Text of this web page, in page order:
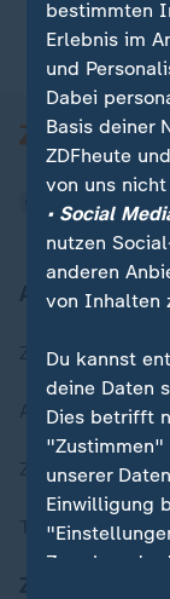
Aktuell bei
Zuletzt
Aktuelle
ZDFheute
Themen im
bestimmten
Erlebnis im
und
Dabei
Basis deiner
ZDFheute
von uns
• Social
nutzen
anderen
von Inhalten
Du kannst
deine Daten
Dies betrifft
"Zustimmen"
unserer
Einwilligung
Zwecken du